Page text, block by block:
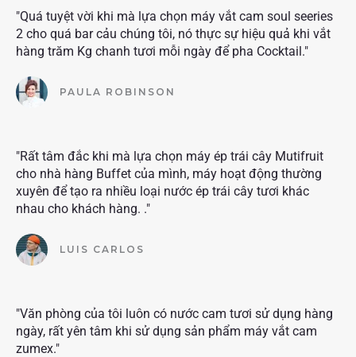
"Quá tuyệt vời khi mà lựa chọn máy vắt cam soul seeries
2 cho quá bar cảu chúng tôi, nó thực sự hiệu quả khi vắt
hàng trăm Kg chanh tươi mỗi ngày để pha Cocktail."
PAULA ROBINSON
"Rất tâm đắc khi mà lựa chọn máy ép trái cây Mutifruit
cho nhà hàng Buffet của mình, máy hoạt động thường
xuyên để tạo ra nhiều loại nước ép trái cây tươi khác
nhau cho khách hàng. ."
LUIS CARLOS
"Văn phòng của tôi luôn có nước cam tươi sử dụng hàng
ngày, rất yên tâm khi sử dụng sản phẩm máy vắt cam
zumex."